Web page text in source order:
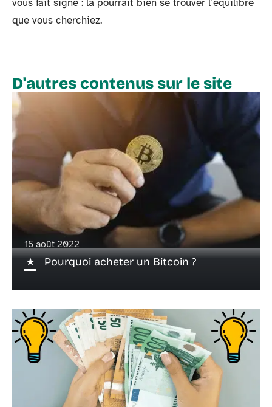
vous fait signe : là pourrait bien se trouver l’équilibre
que vous cherchiez.
D'autres contenus sur le site
15 août 2022
Pourquoi acheter un Bitcoin ?